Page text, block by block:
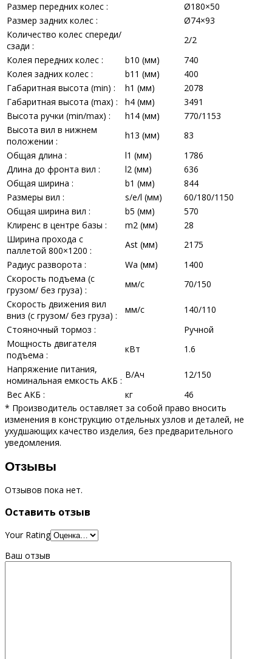
Размер передних колес :
Ø180×50
Размер задних колес :
Ø74×93
Количество колес спереди/
сзади :
2/2
Колея передних колес :
b10 (мм)
740
Колея задних колес :
b11 (мм)
400
Габаритная высота (min) :
h1 (мм)
2078
Габаритная высота (max) :
h4 (мм)
3491
Высота ручки (min/max) :
h14 (мм)
770/1153
Высота вил в нижнем
положении :
h13 (мм)
83
Общая длина :
l1 (мм)
1786
Длина до фронта вил :
l2 (мм)
636
Общая ширина :
b1 (мм)
844
Размеры вил :
s/e/l (мм)
60/180/1150
Общая ширина вил :
b5 (мм)
570
Клиренс в центре базы :
m2 (мм)
28
Ширина прохода с
паллетой 800×1200 :
Ast (мм)
2175
Радиус разворота :
Wa (мм)
1400
Скорость подъема (с
грузом/ без груза) :
мм/с
70/150
Скорость движения вил
вниз (с грузом/ без груза) :
мм/с
140/110
Стояночный тормоз :
Ручной
Мощность двигателя
подъема :
кВт
1.6
Напряжение питания,
номинальная емкость АКБ :
В/Ач
12/150
Вес АКБ :
кг
46
* Производитель оставляет за собой право вносить
изменения в конструкцию отдельных узлов и деталей, не
ухудшающих качество изделия, без предварительного
уведомления.
Отзывы
Отзывов пока нет.
Оставить отзыв
Your Rating
Ваш отзыв